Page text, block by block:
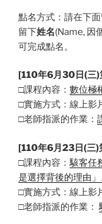
點名方式：請在下面
留下姓名(Name, 因
可完成點名。
[110年6月30日(三)
□課程內容： 數位極
□實施方式：線上影
□老師指派的作業：
[110年6月23日(三)
□課程內容：駭客任
是選擇背後的理由」
□實施方式：線上影
□老師指派的作業：